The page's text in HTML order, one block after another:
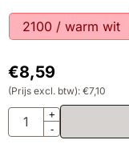
Maak een keuze voor
2100 / warm wit
€8,59
(Prijs excl. btw): €7,10
Aantal
+
-